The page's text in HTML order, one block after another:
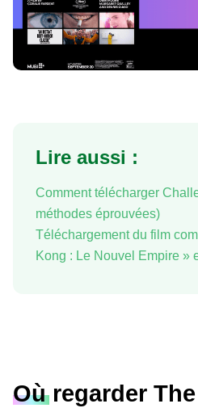
Lire aussi :
Comment télécharger
méthodes éprouvées)
Téléchargement du film
Kong : Le Nouvel Empire »
Où regarder